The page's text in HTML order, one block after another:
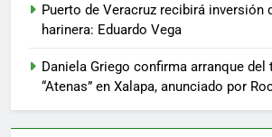
Puerto de Veracruz recibirá inversión
harinera: Eduardo Vega
Daniela Griego confirma arranque del
“Atenas” en Xalapa, anunciado por